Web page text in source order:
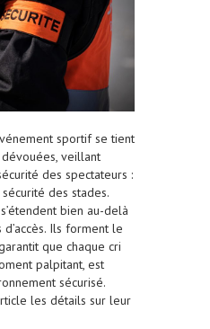
sportif se tient
veillant
des spectateurs :
des stades.
bien au-delà
Ils forment le
que chaque cri
palpitant, est
sécurisé.
les détails sur leur